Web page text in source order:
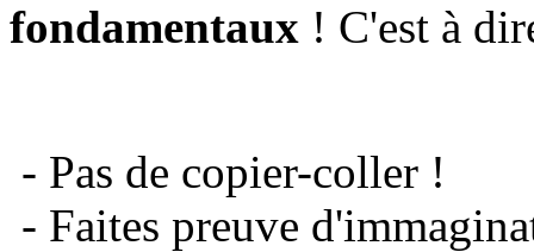
fondamentaux ! C'est à
- Pas de copier-coller !
- Faites preuve